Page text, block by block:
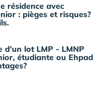
résidence avec
: pièges et risques?
d'un lot LMP - LMNP
étudiante ou Ehpad